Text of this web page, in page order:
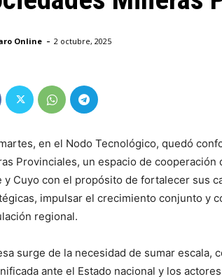
Online - 2 octubre, 2025
en el Nodo Tecnológico, quedó
Provinciales, un espacio de
y Cuyo con el propósito de fortalecer sus
impulsar el crecimiento conjunto y
regional.
surge de la necesidad de sumar
ante el Estado nacional y los